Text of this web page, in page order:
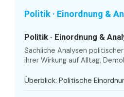
Politik · Einordnung &
Politik · Einordnung &
Sachliche Analysen
ihrer Wirkung auf Alltag,
Überblick: Politische